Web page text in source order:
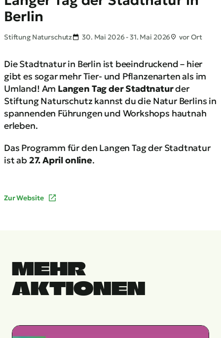
Berlin
Stiftung Naturschutz 30. Mai 2026 - 31. Mai 2026 vor Ort
Die Stadtnatur in Berlin ist beeindruckend – hier
gibt es sogar mehr Tier- und Pflanzenarten als im
Umland! Am Langen Tag der Stadtnaturder
Stiftung Naturschutz kannst du die Natur Berlins in
spannenden Führungen und Workshops hautnah
erleben.
Das Programm für den Langen Tag der Stadtnatur
ist ab 27. April online.
Zur Website
MEHR
AKTIONEN